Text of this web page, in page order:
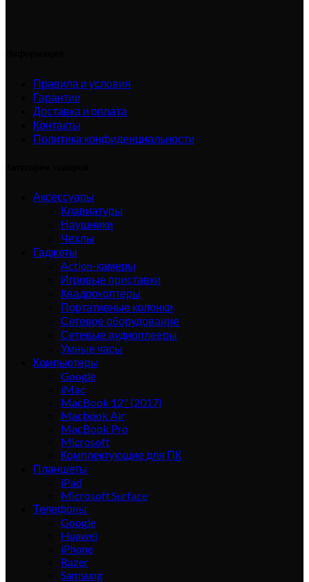
Правила и условия
Гарантии
Доставка и оплата
Контакты
Политика конфиденциальности
Аксессуары
Клавиатуры
Наушники
Чехлы
Гаджеты
Action-камеры
Игровые приставки
Квадрокоптеры
Портативные колонки
Сетевое оборудование
Сетевые аудиоплееры
Умные часы
Компьютеры
Google
iMac
MacBook 12" (2017)
Macbook Air
MacBook Pro
Microsoft
Комплектующие для ПК
Планшеты
iPad
Microsoft Surface
Телефоны
Google
Huawei
iPhone
Razer
Samsung